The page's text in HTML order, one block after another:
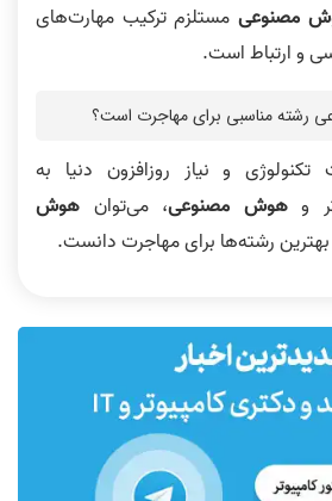
مصنوعیمستلزم ترکیب مهارت‌های
و ارتباط است.
رشته مناسبی برای مهاجرت است؟
تکنولوژی و نیاز روزافزون دنیا به
وهوش مصنوعی، می‌توان هوش
بهترین رشته‌ها برای مهاجرت دانست.